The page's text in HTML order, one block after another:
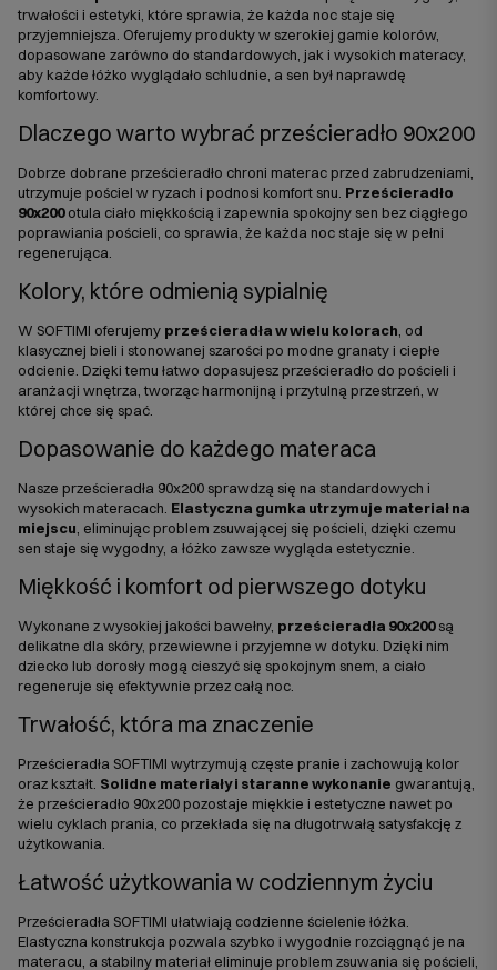
trwałości i estetyki, które sprawia, że każda noc staje się
przyjemniejsza. Oferujemy produkty w szerokiej gamie kolorów,
dopasowane zarówno do standardowych, jak i wysokich materacy,
aby każde łóżko wyglądało schludnie, a sen był naprawdę
komfortowy.
Dlaczego warto wybrać prześcieradło 90x200
Dobrze dobrane prześcieradło chroni materac przed zabrudzeniami,
utrzymuje pościel w ryzach i podnosi komfort snu. Prześcieradło
90x200otula ciało miękkością i zapewnia spokojny sen bez ciągłego
poprawiania pościeli, co sprawia, że każda noc staje się w pełni
regenerująca.
Kolory, które odmienią sypialnię
W SOFTIMI oferujemy prześcieradła w wielu kolorach , od
klasycznej bieli i stonowanej szarości po modne granaty i ciepłe
odcienie. Dzięki temu łatwo dopasujesz prześcieradło do pościeli i
aranżacji wnętrza, tworząc harmonijną i przytulną przestrzeń, w
której chce się spać.
Dopasowanie do każdego materaca
Nasze prześcieradła 90x200 sprawdzą się na standardowych i
wysokich materacach. Elastyczna gumka utrzymuje materiał na
miejscu , eliminując problem zsuwającej się pościeli, dzięki czemu
sen staje się wygodny, a łóżko zawsze wygląda estetycznie.
Miękkość i komfort od pierwszego dotyku
Wykonane z wysokiej jakości bawełny, prześcieradła 90x200są
delikatne dla skóry, przewiewne i przyjemne w dotyku. Dzięki nim
dziecko lub dorosły mogą cieszyć się spokojnym snem, a ciało
regeneruje się efektywnie przez całą noc.
Trwałość, która ma znaczenie
Prześcieradła SOFTIMI wytrzymują częste pranie i zachowują kolor
oraz kształt. Solidne materiały i staranne wykonanie gwarantują,
że prześcieradło 90x200 pozostaje miękkie i estetyczne nawet po
wielu cyklach prania, co przekłada się na długotrwałą satysfakcję z
użytkowania.
Łatwość użytkowania w codziennym życiu
Prześcieradła SOFTIMI ułatwiają codzienne ścielenie łóżka.
Elastyczna konstrukcja pozwala szybko i wygodnie rozciągnąć je na
materacu, a stabilny materiał eliminuje problem zsuwania się pościeli,